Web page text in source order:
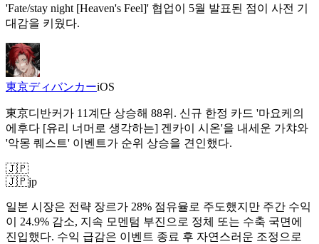
'Fate/stay night [Heaven's Feel]' 협업이 5월 발표된 점이 사전 기
대감을 키웠다.
東京ディバンカーiOS
東京디반커가 11계단 상승해 88위. 신규 한정 카드 '마요케의
에후다 [유리 너머로 생각하는] 겐카이 시온'을 내세운 가챠와
'악몽 퀘스트' 이벤트가 순위 상승을 견인했다.
🇯🇵
🇯🇵jp
일본 시장은 전략 장르가 28% 점유율로 주도했지만 주간 수익
이 24.9% 감소, 지속 모멘텀 부진으로 정체 또는 수축 국면에
진입했다. 수익 급감은 이벤트 종료 후 자연스러운 조정으로